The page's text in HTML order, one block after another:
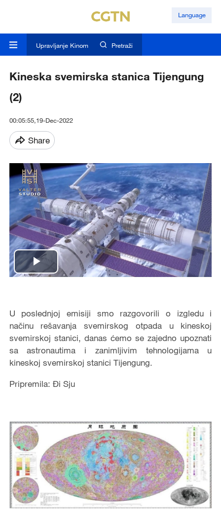
Language
Upravljanje Kinom Pretraži
Kineska svemirska stanica Tijengung
(2)
00:05:55,19-Dec-2022
Share
Play
U poslednjoj emisiji smo razgovorili o izgledu i
načinu rešavanja svemirskog otpada u kineskoj
svemirskoj stanici, danas ćemo se zajedno upoznati
sa astronautima i zanimljivim tehnologijama u
kineskoj svemirskoj stanici Tijengung.
Pripremila: Đi Sju